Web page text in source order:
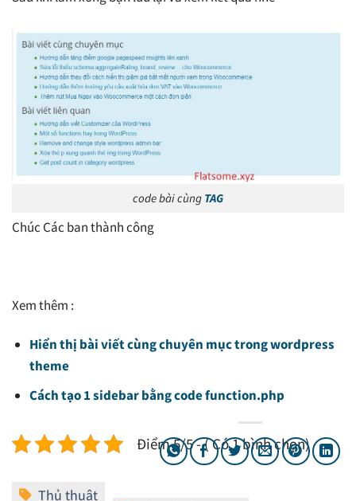
code bài cùng TAG
Chúc Các ban thành công
Xem thêm :
Hiển thị bài viết cùng chuyên mục trong wordpress
theme
Cách tạo 1 sidebar bằng code function.php
Điểm 5/5 - ( Có 1 bình chọn)